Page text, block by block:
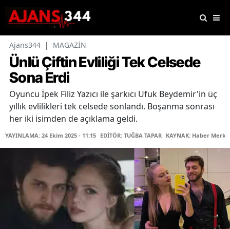
Ajans344 | MAGAZİN
Ünlü Çiftin Evliliği Tek Celsede
Sona Erdi
Oyuncu İpek Filiz Yazıcı ile şarkıcı Ufuk Beydemir'in üç
yıllık evlilikleri tek celsede sonlandı. Boşanma sonrası
her iki isimden de açıklama geldi.
YAYINLAMA: 24 Ekim 2025 - 11:15 EDİTÖR: TUĞBA TAPAR KAYNAK: Haber